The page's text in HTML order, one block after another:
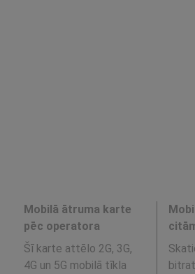
Mobilā ātruma karte
pēc operatora
Šī karte attēlo 2G, 3G,
4G un 5G mobilā tīkla